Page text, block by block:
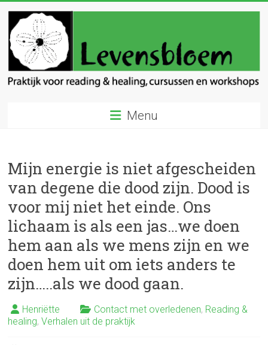
inhoud
Levensbloem
en
healing
Menu
Mijn energie is niet afgescheiden
van degene die dood zijn. Dood is
voor mij niet het einde. Ons
lichaam is als een jas…we doen
hem aan als we mens zijn en we
doen hem uit om iets anders te
zijn…..als we dood gaan.
Henriëtte Contact met overledenen, Reading &
healing,Verhalen uit de praktijk